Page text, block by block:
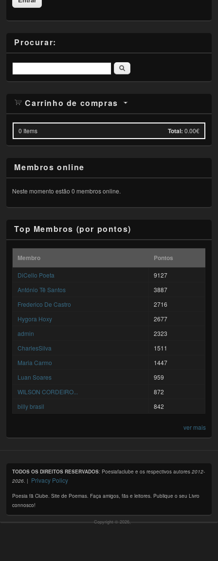
Procurar:
Pesquisar
Carrinho de compras
0 Items Total: 0.00€
Membros online
Neste momento estão 0 membros online.
Top Membros (por pontos)
Membro Pontos
DiCello Poeta
9127
António Tê Santos
3887
Frederico De Castro
2716
Hygora Hoxy
2677
admin
2323
CharlesSilva
1511
Maria Carmo
1447
Luan Soares
959
WILSON CORDEIRO...
872
billy brasil
842
ver mais
TODOS OS DIREITOS RESERVADOS: Poesiafaclube e os respectivos autores2012-
2026. | Privacy Policy
Poesia fã Clube. Site de Poemas. Faça amigos, fãs e leitores. Publique o seu Livro
connosco!
Copyright © 2026,